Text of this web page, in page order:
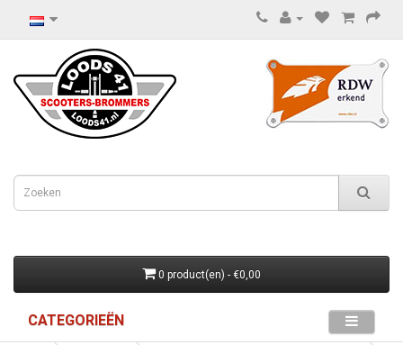
0 product(en) - €0,00
CATEGORIEËN